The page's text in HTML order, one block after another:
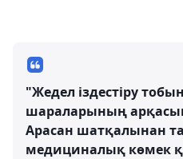
"Жедел іздестіру
шараларының
Арасан шатқалынан
медициналық көмек